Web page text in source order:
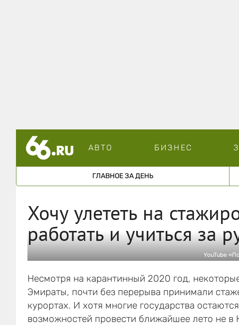
АВТО БИЗНЕС
ГЛАВНОЕ ЗА ДЕНЬ
Хочу улететь на
работать и учиться за
YouTube
Несмотря на карантинный 2020 год,
Эмираты, почти без перерыва принимали
курортах. И хотя многие государства
возможностей провести ближайшее лето не